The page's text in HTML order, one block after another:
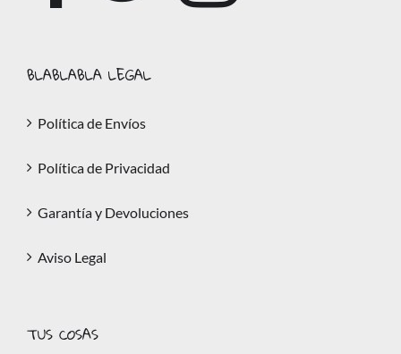
BLABLABLA LEGAL
Política de Envíos
Política de Privacidad
Garantía y Devoluciones
Aviso Legal
TUS COSAS